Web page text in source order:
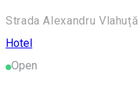
Strada Alexandru
Hotel
Open